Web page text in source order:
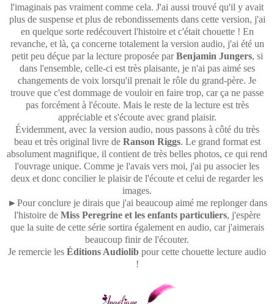
l'imaginais pas vraiment comme cela. J'ai aussi trouvé qu'il y avait
plus de suspense et plus de rebondissements dans cette version, j'ai
en quelque sorte redécouvert l'histoire et c'était chouette ! En
revanche, et là, ça concerne totalement la version audio, j'ai été un
petit peu déçue par la lecture proposée parBenjamin Jungers, si
dans l'ensemble, celle-ci est très plaisante, je n'ai pas aimé ses
changements de voix lorsqu'il prenait le rôle du grand-père. Je
trouve que c'est dommage de vouloir en faire trop, car ça ne passe
pas forcément à l'écoute. Mais le reste de la lecture est très
appréciable et s'écoute avec grand plaisir.
Évidemment, avec la version audio, nous passons à côté du très
beau et très original livre de Ranson Riggs. Le grand format est
absolument magnifique, il contient de très belles photos, ce qui rend
l'ouvrage unique. Comme je l'avais vers moi, j'ai pu associer les
deux et donc concilier le plaisir de l'écoute et celui de regarder les
images.
►Pour conclure je dirais que j'ai beaucoup aimé me replonger dans
l'histoire de Miss Peregrine et les enfants particuliers, j'espère
que la suite de cette série sortira également en audio, car j'aimerais
beaucoup finir de l'écouter.
Je remercie les Éditions Audiolib pour cette chouette lecture audio
!